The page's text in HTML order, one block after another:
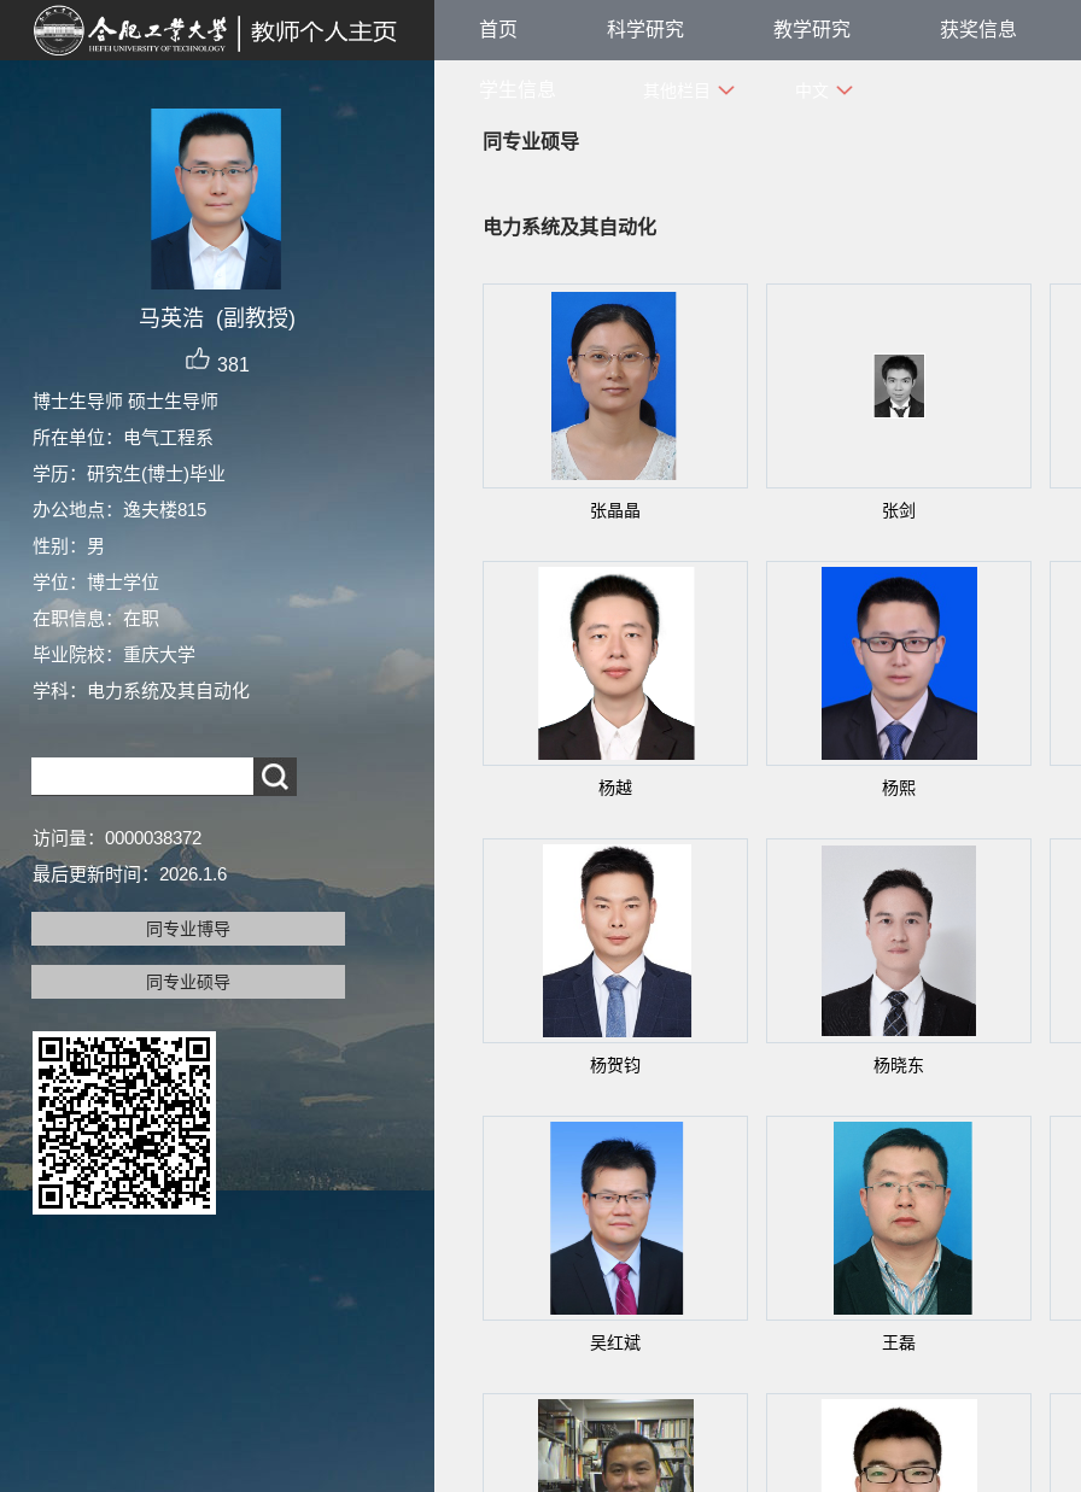
马英浩 (副教授)
381
博士生导师 硕士生导师
所在单位：电气工程系
学历：研究生(博士)毕业
办公地点：逸夫楼815
性别：男
学位：博士学位
在职信息：在职
毕业院校：重庆大学
学科：电力系统及其自动化
访问量： 0000038372
最后更新时间： 2026.1.6
同专业博导
同专业硕导
首页 科学研究 教学研究 获奖信息
同专业硕导
电力系统及其自动化
张晶晶 张剑
杨越 杨熙
杨贺钧 杨晓东
吴红斌 王磊